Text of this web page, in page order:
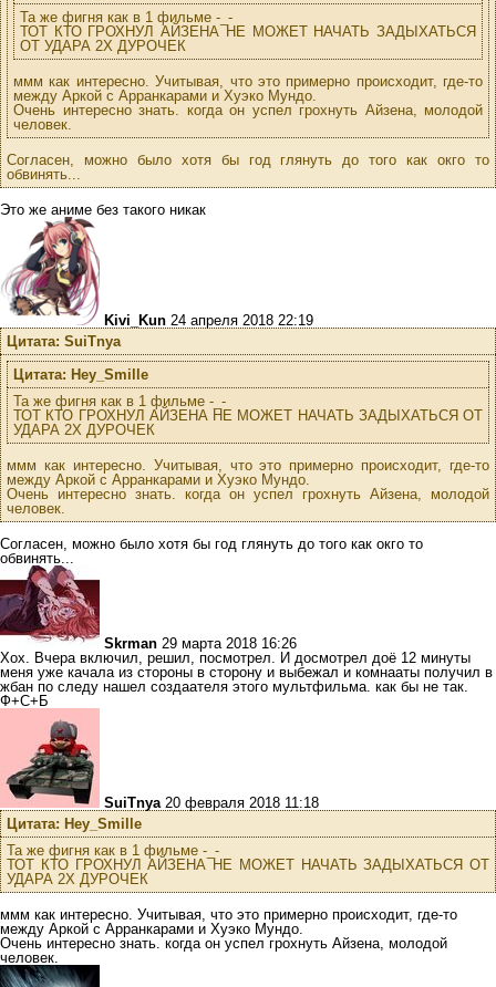
Та же фигня как в 1 фильме -_-
ТОТ КТО ГРОХНУЛ АЙЗЕНА НЕ МОЖЕТ НАЧАТЬ ЗАДЫХАТЬСЯ
ОТ УДАРА 2Х ДУРОЧЕК
ммм как интересно. Учитывая, что это примерно происходит, где-то
между Аркой с Арранкарами и Хуэко Мундо.
Очень интересно знать. когда он успел грохнуть Айзена, молодой
человек.
Согласен, можно было хотя бы год глянуть до того как окго то
обвинять...
Это же аниме без такого никак
Kivi_Kun 24 апреля 2018 22:19
Цитата: SuiTnya
Цитата: Hey_Smille
Та же фигня как в 1 фильме -_-
ТОТ КТО ГРОХНУЛ АЙЗЕНА НЕ МОЖЕТ НАЧАТЬ ЗАДЫХАТЬСЯ ОТ
УДАРА 2Х ДУРОЧЕК
ммм как интересно. Учитывая, что это примерно происходит, где-то
между Аркой с Арранкарами и Хуэко Мундо.
Очень интересно знать. когда он успел грохнуть Айзена, молодой
человек.
Согласен, можно было хотя бы год глянуть до того как окго то
обвинять...
Skrman 29 марта 2018 16:26
Хох. Вчера включил, решил, посмотрел. И досмотрел доё 12 минуты
меня уже качала из стороны в сторону и выбежал и комнааты получил в
жбан по следу нашел создаателя этого мультфильма. как бы не так.
Ф+С+Б
SuiTnya 20 февраля 2018 11:18
Цитата: Hey_Smille
Та же фигня как в 1 фильме -_-
ТОТ КТО ГРОХНУЛ АЙЗЕНА НЕ МОЖЕТ НАЧАТЬ ЗАДЫХАТЬСЯ ОТ
УДАРА 2Х ДУРОЧЕК
ммм как интересно. Учитывая, что это примерно происходит, где-то
между Аркой с Арранкарами и Хуэко Мундо.
Очень интересно знать. когда он успел грохнуть Айзена, молодой
человек.